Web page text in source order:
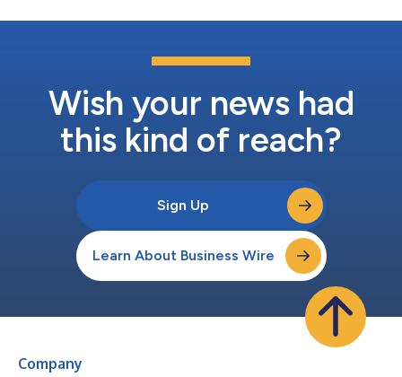
Wish your news had
this kind of reach?
Sign Up
Learn About Business Wire
Company